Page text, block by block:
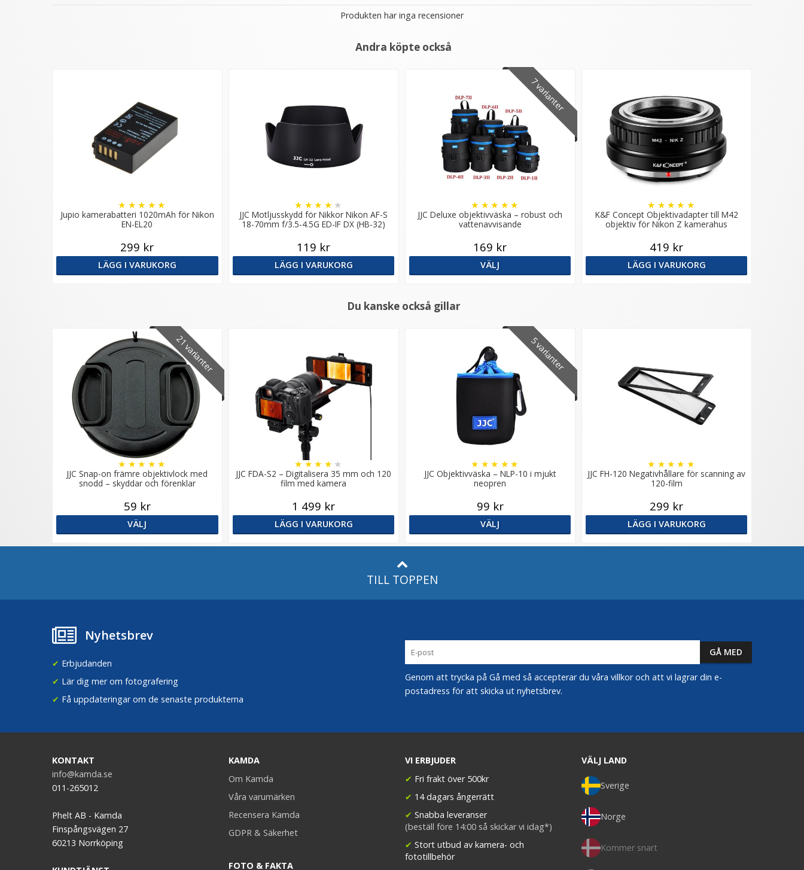
Produkten har inga recensioner
Andra köpte också
Jupio kamerabatteri 1020mAh för Nikon
EN-EL20
★ ★ ★ ★ ★
299 kr
LÄGG I VARUKORG
JJC Motljusskydd för Nikkor Nikon AF-S
18-70mm f/3.5-4.5G ED-IF DX (HB-32)
★ ★ ★ ★ ★
119 kr
LÄGG I VARUKORG
7 varianter
JJC Deluxe objektivväska – robust och
vattenavvisande
★ ★ ★ ★ ★
169 kr
VÄLJ
K&F Concept Objektivadapter till M42
objektiv för Nikon Z kamerahus
★ ★ ★ ★ ★
419 kr
LÄGG I VARUKORG
Du kanske också gillar
21 varianter
JJC Snap-on främre objektivlock med
snodd – skyddar och förenklar
★ ★ ★ ★ ★
59 kr
VÄLJ
JJC FDA-S2 – Digitalisera 35 mm och 120
film med kamera
★ ★ ★ ★ ★
1 499 kr
LÄGG I VARUKORG
5 varianter
JJC Objektivväska – NLP-10 i mjukt
neopren
★ ★ ★ ★ ★
99 kr
VÄLJ
JJC FH-120 Negativhållare för scanning av
120-film
★ ★ ★ ★ ★
299 kr
LÄGG I VARUKORG
TILL TOPPEN
Nyhetsbrev
✔ Erbjudanden
✔ Lär dig mer om fotografering
✔ Få uppdateringar om de senaste produkterna
Genom att trycka på Gå med så accepterar du våra villkor och att vi lagrar din e-
postadress för att skicka ut nyhetsbrev.
KONTAKT
info@kamda.se
011-265012
Phelt AB - Kamda
Finspångsvägen 27
60213 Norrköping
KAMDA
Om Kamda
Våra varumärken
Recensera Kamda
GDPR & Säkerhet
FOTO & FAKTA
VI ERBJUDER
✔ Fri frakt över 500kr
✔ 14 dagars ångerrätt
✔ Snabba leveranser
(beställ före 14:00 så skickar vi idag*)
✔ Stort utbud av kamera- och
fototillbehör
VÄLJ LAND
Sverige
Norge
Kommer snart